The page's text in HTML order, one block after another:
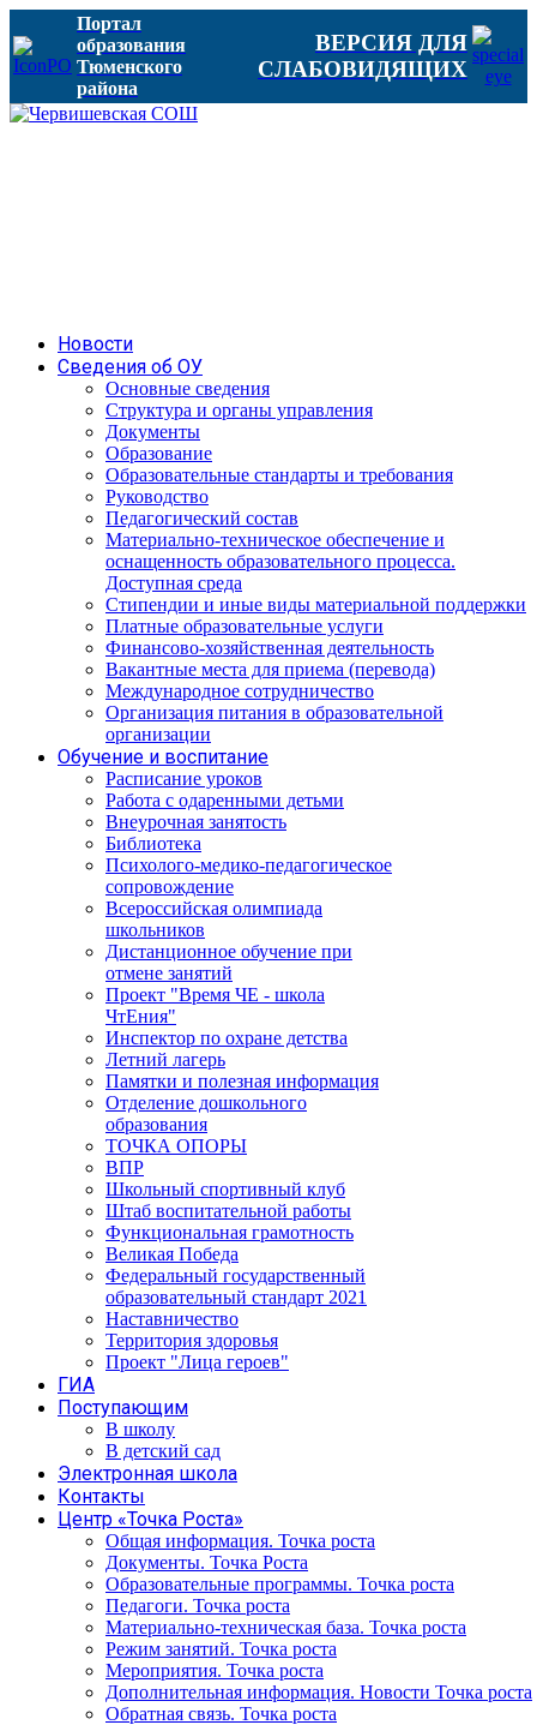
Портал
образования
Тюменского
района
ВЕРСИЯ ДЛЯ
СЛАБОВИДЯЩИХ
Новости
Сведения об ОУ
Основные сведения
Структура и органы управления
Документы
Образование
Образовательные стандарты и требования
Руководство
Педагогический состав
Материально-техническое обеспечение и
оснащенность образовательного процесса.
Доступная среда
Стипендии и иные виды материальной поддержки
Платные образовательные услуги
Финансово-хозяйственная деятельность
Вакантные места для приема (перевода)
Международное сотрудничество
Организация питания в образовательной
организации
Обучение и воспитание
Расписание уроков
Работа с одаренными детьми
Внеурочная занятость
Библиотека
Психолого-медико-педагогическое
сопровождение
Всероссийская олимпиада
школьников
Дистанционное обучение при
отмене занятий
Проект "Время ЧЕ - школа
ЧтЕния"
Инспектор по охране детства
Летний лагерь
Памятки и полезная информация
Отделение дошкольного
образования
ТОЧКА ОПОРЫ
ВПР
Школьный спортивный клуб
Штаб воспитательной работы
Функциональная грамотность
Великая Победа
Федеральный государственный
образовательный стандарт 2021
Наставничество
Территория здоровья
Проект "Лица героев"
ГИА
Поступающим
В школу
В детский сад
Электронная школа
Контакты
Центр «Точка Роста»
Общая информация. Точка роста
Документы. Точка Роста
Образовательные программы. Точка роста
Педагоги. Точка роста
Материально-техническая база. Точка роста
Режим занятий. Точка роста
Мероприятия. Точка роста
Дополнительная информация. Новости Точка роста
Обратная связь. Точка роста